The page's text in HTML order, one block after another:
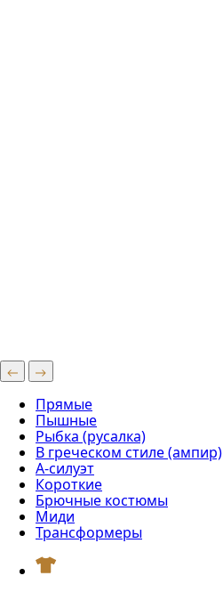
Прямые
Пышные
Рыбка (русалка)
В греческом стиле (ампир)
А-силуэт
Короткие
Брючные костюмы
Миди
Трансформеры